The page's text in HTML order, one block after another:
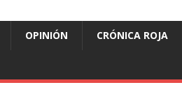
OPINIÓN CRÓNICA ROJA